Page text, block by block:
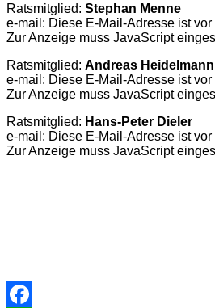
Ratsmitglied: Stephan Menne
e-mail: Diese E-Mail-Adresse ist
Zur Anzeige muss JavaScript
Ratsmitglied: Andreas Heidelmann
e-mail: Diese E-Mail-Adresse ist
Zur Anzeige muss JavaScript
Ratsmitglied: Hans-Peter Dieler
e-mail: Diese E-Mail-Adresse ist
Zur Anzeige muss JavaScript